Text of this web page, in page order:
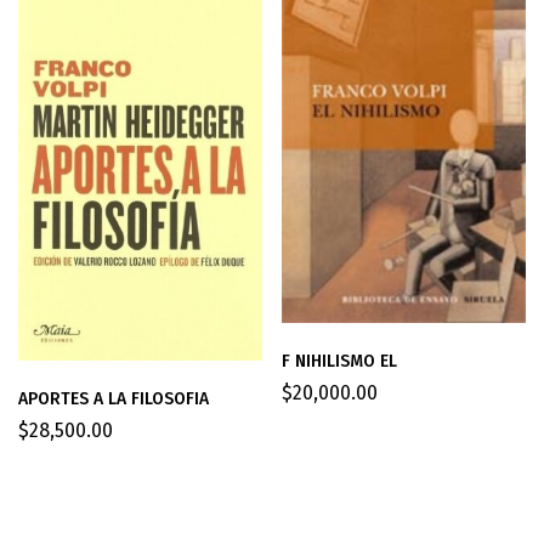
APORTES A LA FILOSOFIA
$28,500.00
F NIHILISMO EL
$20,000.00